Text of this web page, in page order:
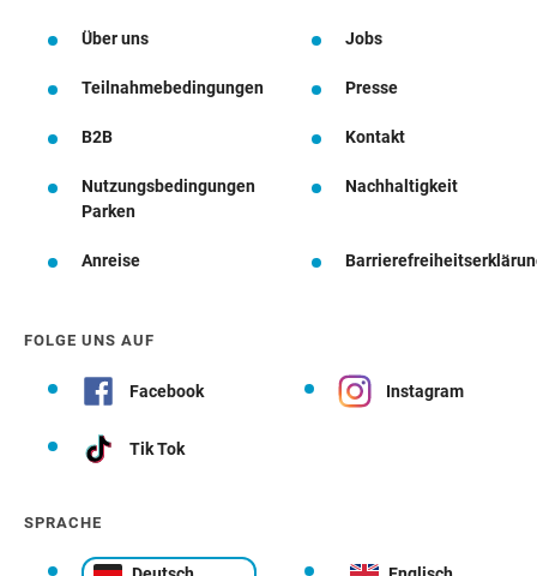
Über uns Jobs
Teilnahmebedingungen Presse
B2B Kontakt
Nutzungsbedingungen
Parken
Nachhaltigkeit
Anreise
FOLGE UNS AUF
Facebook Instagram
Tik Tok
SPRACHE